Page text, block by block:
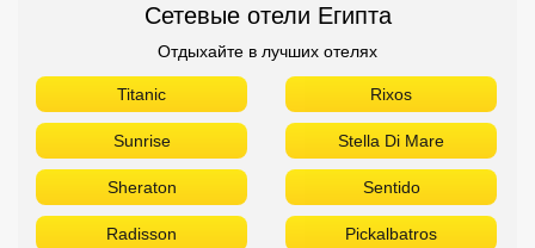
Сетевые отели Египта
Отдыхайте в лучших отелях
Titanic Rixos
Sunrise Stella Di Mare
Sheraton Sentido
Radisson Pickalbatros